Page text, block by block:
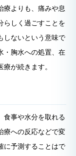
療よりも、痛みや息
らしく過ごすことを
しないという意味で
・胸水への処置、在
が続きます。
食事や水分を取れる
療への反応などで変
に予測することはで